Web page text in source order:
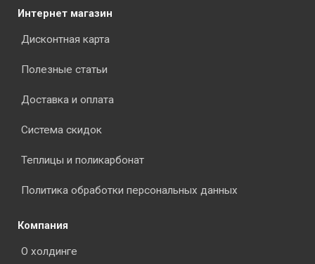
Интернет магазин
Дисконтная карта
Полезные статьи
Доставка и оплата
Система скидок
Теплицы и поликарбонат
Политика обработки персональных данных
Компания
О холдинге